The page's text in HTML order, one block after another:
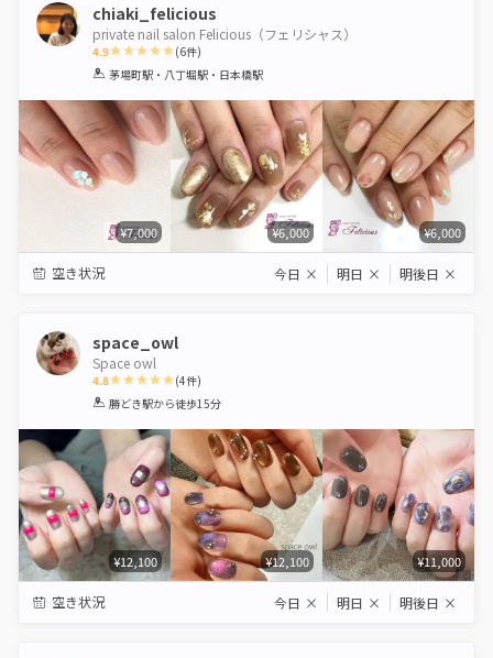
chiaki_felicious
private nail salon Felicious（フェリシャス）
4.9
1 2 3 4 5
(6件)
茅場町駅・八丁堀駅・日本橋駅
¥7,000 ¥6,000 ¥6,000
空き状況 今日 × 明日 × 明後日 ×
space_owl
Space owl
4.8
1 2 3 4 5
(4件)
勝どき駅から徒歩15分
¥12,100 ¥12,100 ¥11,000
空き状況 今日 × 明日 × 明後日 ×